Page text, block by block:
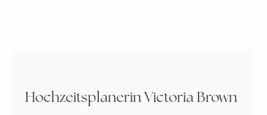
Hochzeitsplanerin Victoria Brown